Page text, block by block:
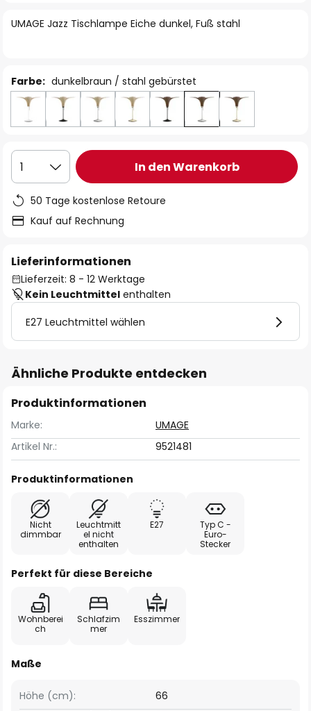
UMAGE Jazz Tischlampe Eiche dunkel, Fuß stahl
Farbe: dunkelbraun / stahl gebürstet
1 In den Warenkorb
50 Tage kostenlose Retoure
Kauf auf Rechnung
Lieferinformationen
Lieferzeit: 8 - 12 Werktage
Kein Leuchtmittel enthalten
E27 Leuchtmittel wählen
Ähnliche Produkte entdecken
Produktinformationen
Marke:
UMAGE
Artikel Nr.:
9521481
Produktinformationen
Nicht
dimmbar
Leuchtmitt
el nicht
enthalten
E27
Typ C -
Euro-
Stecker
Perfekt für diese Bereiche
Wohnberei
ch
Schlafzim
mer
Esszimmer
Maße
Höhe (cm):
66